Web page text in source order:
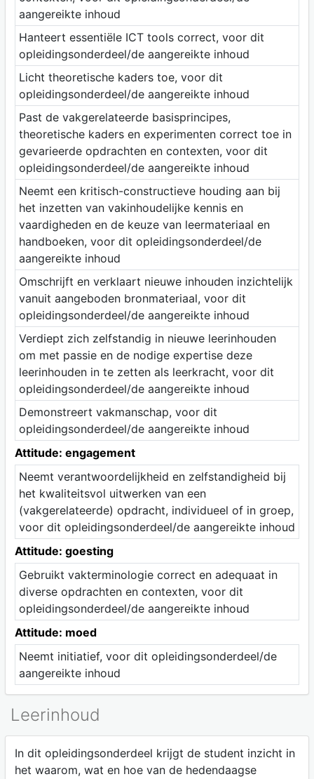
aangereikte inhoud
Hanteert essentiële ICT tools correct, voor dit
opleidingsonderdeel/de aangereikte inhoud
Licht theoretische kaders toe, voor dit
opleidingsonderdeel/de aangereikte inhoud
Past de vakgerelateerde basisprincipes,
theoretische kaders en experimenten correct toe in
gevarieerde opdrachten en contexten, voor dit
opleidingsonderdeel/de aangereikte inhoud
Neemt een kritisch-constructieve houding aan bij
het inzetten van vakinhoudelijke kennis en
vaardigheden en de keuze van leermateriaal en
handboeken, voor dit opleidingsonderdeel/de
aangereikte inhoud
Omschrijft en verklaart nieuwe inhouden inzichtelijk
vanuit aangeboden bronmateriaal, voor dit
opleidingsonderdeel/de aangereikte inhoud
Verdiept zich zelfstandig in nieuwe leerinhouden
om met passie en de nodige expertise deze
leerinhouden in te zetten als leerkracht, voor dit
opleidingsonderdeel/de aangereikte inhoud
Demonstreert vakmanschap, voor dit
opleidingsonderdeel/de aangereikte inhoud
Attitude: engagement
Neemt verantwoordelijkheid en zelfstandigheid bij
het kwaliteitsvol uitwerken van een
(vakgerelateerde) opdracht, individueel of in groep,
voor dit opleidingsonderdeel/de aangereikte inhoud
Attitude: goesting
Gebruikt vakterminologie correct en adequaat in
diverse opdrachten en contexten, voor dit
opleidingsonderdeel/de aangereikte inhoud
Attitude: moed
Neemt initiatief, voor dit opleidingsonderdeel/de
aangereikte inhoud
Leerinhoud
In dit opleidingsonderdeel krijgt de student inzicht in
het waarom, wat en hoe van de hedendaagse